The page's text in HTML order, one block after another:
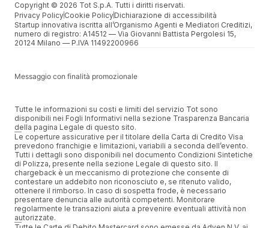
Copyright © 2026 Tot S.p.A. Tutti i diritti riservati.
Privacy PolicyCookie PolicyDichiarazione di accessibilità
Startup innovativa iscritta all’Organismo Agenti e Mediatori Creditizi,
numero di registro: A14512 –– Via Giovanni Battista Pergolesi 15,
20124 Milano –– P.IVA 11492200966
Messaggio con finalità promozionale
Tutte le informazioni su costi e limiti del servizio Tot sono
disponibili nei Fogli Informativi nella sezione Trasparenza Bancaria
della pagina Legale di questo sito.
Le coperture assicurative per il titolare della Carta di Credito Visa
prevedono franchigie e limitazioni, variabili a seconda dell’evento.
Tutti i dettagli sono disponibili nel documento Condizioni Sintetiche
di Polizza, presente nella sezione Legale di questo sito. Il
chargeback è un meccanismo di protezione che consente di
contestare un addebito non riconosciuto e, se ritenuto valido,
ottenere il rimborso. In caso di sospetta frode, è necessario
presentare denuncia alle autorità competenti. Monitorare
regolarmente le transazioni aiuta a prevenire eventuali attività non
autorizzate.